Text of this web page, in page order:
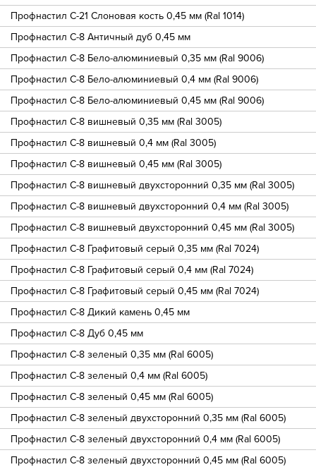
Профнастил С-21 Слоновая кость 0,45 мм (Ral 1014)
Профнастил С-8 Античный дуб 0,45 мм
Профнастил С-8 Бело-алюминиевый 0,35 мм (Ral 9006)
Профнастил С-8 Бело-алюминиевый 0,4 мм (Ral 9006)
Профнастил С-8 Бело-алюминиевый 0,45 мм (Ral 9006)
Профнастил С-8 вишневый 0,35 мм (Ral 3005)
Профнастил С-8 вишневый 0,4 мм (Ral 3005)
Профнастил С-8 вишневый 0,45 мм (Ral 3005)
Профнастил С-8 вишневый двухсторонний 0,35 мм (Ral 3005)
Профнастил С-8 вишневый двухсторонний 0,4 мм (Ral 3005)
Профнастил С-8 вишневый двухсторонний 0,45 мм (Ral 3005)
Профнастил С-8 Графитовый серый 0,35 мм (Ral 7024)
Профнастил С-8 Графитовый серый 0,4 мм (Ral 7024)
Профнастил С-8 Графитовый серый 0,45 мм (Ral 7024)
Профнастил С-8 Дикий камень 0,45 мм
Профнастил С-8 Дуб 0,45 мм
Профнастил С-8 зеленый 0,35 мм (Ral 6005)
Профнастил С-8 зеленый 0,4 мм (Ral 6005)
Профнастил С-8 зеленый 0,45 мм (Ral 6005)
Профнастил С-8 зеленый двухсторонний 0,35 мм (Ral 6005)
Профнастил С-8 зеленый двухсторонний 0,4 мм (Ral 6005)
Профнастил С-8 зеленый двухсторонний 0,45 мм (Ral 6005)